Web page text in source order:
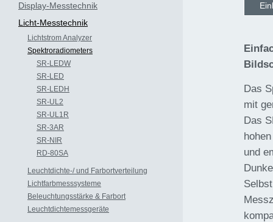
Display-Messtechnik
Licht-Messtechnik
Lichtstrom Analyzer
Spektroradiometers
SR-LEDW
SR-LED
SR-LEDH
SR-UL2
SR-UL1R
SR-3AR
SR-NIR
RD-80SA
Leuchtdichte-/ und Farbortverteilung
Lichtfarbmesssysteme
Beleuchtungsstärke & Farbort
Leuchtdichtemessgeräte
Das
mit
Das
und